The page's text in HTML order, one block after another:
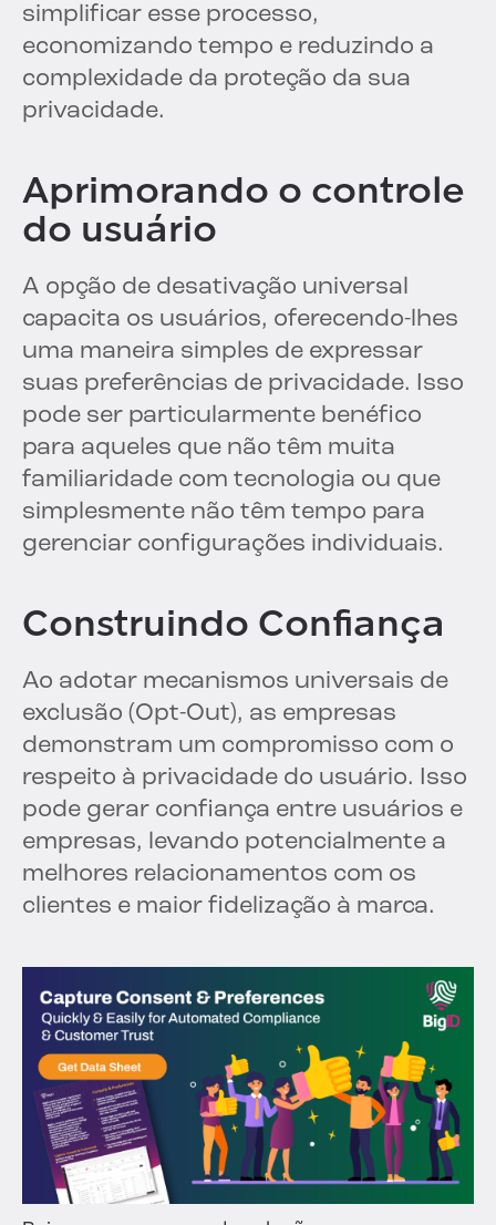
simplificar esse processo,
economizando tempo e reduzindo a
complexidade da proteção da sua
privacidade.
Aprimorando o controle
do usuário
A opção de desativação universal
capacita os usuários, oferecendo-lhes
uma maneira simples de expressar
suas preferências de privacidade. Isso
pode ser particularmente benéfico
para aqueles que não têm muita
familiaridade com tecnologia ou que
simplesmente não têm tempo para
gerenciar configurações individuais.
Construindo Confiança
Ao adotar mecanismos universais de
exclusão (Opt-Out), as empresas
demonstram um compromisso com o
respeito à privacidade do usuário. Isso
pode gerar confiança entre usuários e
empresas, levando potencialmente a
melhores relacionamentos com os
clientes e maior fidelização à marca.